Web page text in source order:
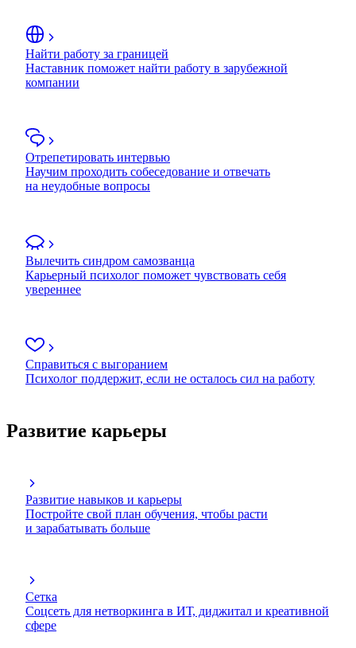
Найти работу за границей
Наставник поможет найти работу в зарубежной
компании
Отрепетировать интервью
Научим проходить собеседование и отвечать
на неудобные вопросы
Вылечить синдром самозванца
Карьерный психолог поможет чувствовать себя
увереннее
Справиться с выгоранием
Психолог поддержит, если не осталось сил на работу
Развитие карьеры
Развитие навыков и карьеры
Постройте свой план обучения, чтобы расти
и зарабатывать больше
Сетка
Соцсеть для нетворкинга в ИТ, диджитал и креативной
сфере